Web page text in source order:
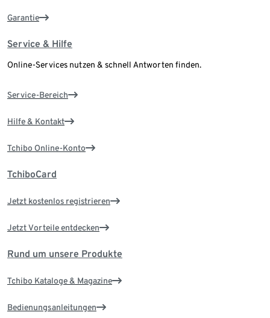
Garantie
Service & Hilfe
Online-Services nutzen & schnell Antworten finden.
Service-Bereich
Hilfe & Kontakt
Tchibo Online-Konto
TchiboCard
Jetzt kostenlos registrieren
Jetzt Vorteile entdecken
Rund um unsere Produkte
Tchibo Kataloge & Magazine
Bedienungsanleitungen